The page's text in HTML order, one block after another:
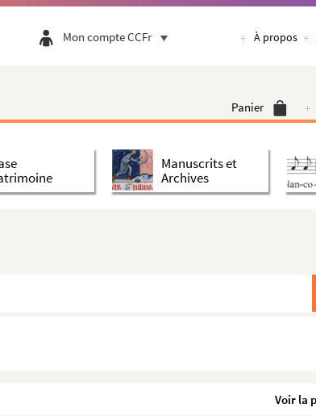
Mon compte CCFr À propos
Panier
Manuscrits et
Archives